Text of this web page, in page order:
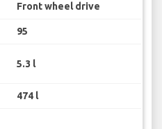
Front wheel drive
95
5.3 l
474 l